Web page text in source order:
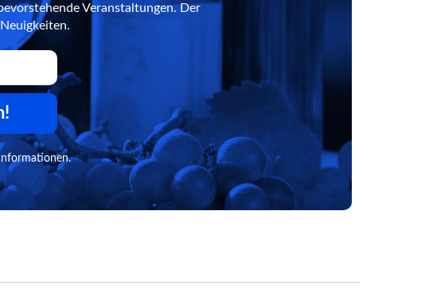
Veranstaltungen. Der